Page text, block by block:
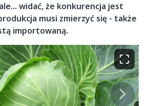
widać, że konkurencja jest
musi zmierzyć się - także
importowaną.